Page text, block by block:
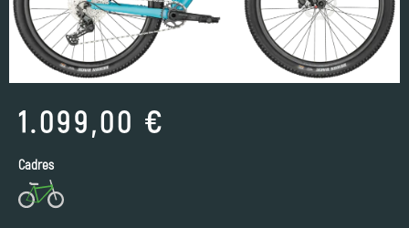
1.099,00 €
Cadres